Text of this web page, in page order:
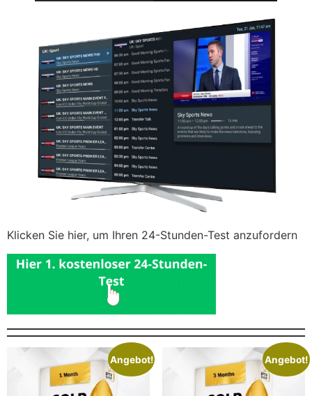
Klicken Sie hier, um Ihren 24-Stunden-Test anzufordern
Angebot! Angebot!